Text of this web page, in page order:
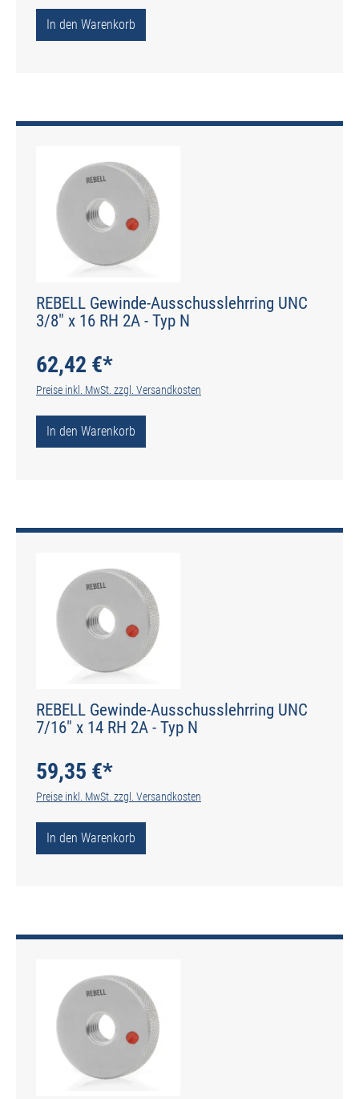
In den Warenkorb
REBELL Gewinde-Ausschusslehrring UNC
3/8" x 16 RH 2A - Typ N
62,42 €*
Preise inkl. MwSt. zzgl. Versandkosten
In den Warenkorb
REBELL Gewinde-Ausschusslehrring UNC
7/16" x 14 RH 2A - Typ N
59,35 €*
Preise inkl. MwSt. zzgl. Versandkosten
In den Warenkorb